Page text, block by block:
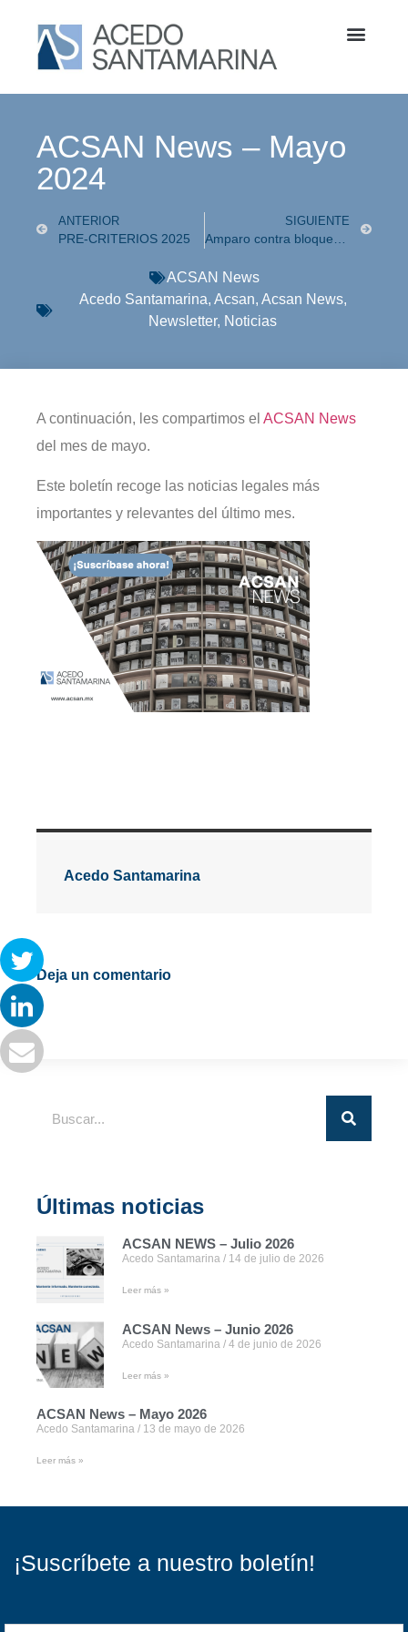
ACSAN News – Mayo
2024
ANTERIOR
PRE-CRITERIOS 2025
SIGUIENTE
ACSAN News
Acedo Santamarina, Acsan, Acsan News,
Newsletter, Noticias
A continuación, les compartimos el ACSAN News
del mes de mayo.
Este boletín recoge las noticias legales más
importantes y relevantes del último mes.
Acedo Santamarina
Deja un comentario
Últimas noticias
ACSAN NEWS – Julio 2026
Acedo Santamarina 14 de julio de 2026
Leer más »
ACSAN News – Junio 2026
Acedo Santamarina 4 de junio de 2026
Leer más »
ACSAN News – Mayo 2026
Acedo Santamarina 13 de mayo de 2026
Leer más »
¡Suscríbete a nuestro boletín!